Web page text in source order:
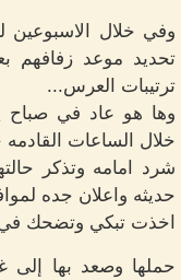
وفي خلال الاسبوعين
تحديد موعد زفافهم
ترتيبات العرس...
وها هو عاد في صباح
خلال الساعات القادمه
شرد امامه وتذكر
حديثه واعلان جده
اخذت تبكي وتضحك
حملها وصعد بها إلى